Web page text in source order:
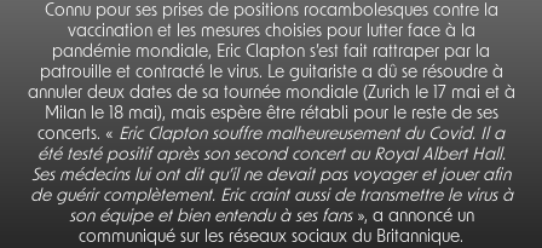
Connu pour ses prises de positions rocambolesques contre la
vaccination et les mesures choisies pour lutter face à la
pandémie mondiale, Eric Clapton s’est fait rattraper par la
patrouille et contracté le virus. Le guitariste a dû se résoudre à
annuler deux dates de sa tournée mondiale (Zurich le 17 mai et à
Milan le 18 mai), mais espère être rétabli pour le reste de ses
concerts. « Eric Clapton souffre malheureusement du Covid. Il a
été testé positif après son second concert au Royal Albert Hall.
Ses médecins lui ont dit qu’il ne devait pas voyager et jouer afin
de guérir complètement. Eric craint aussi de transmettre le virus à
son équipe et bien entendu à ses fans», a annoncé un
communiqué sur les réseaux sociaux du Britannique.